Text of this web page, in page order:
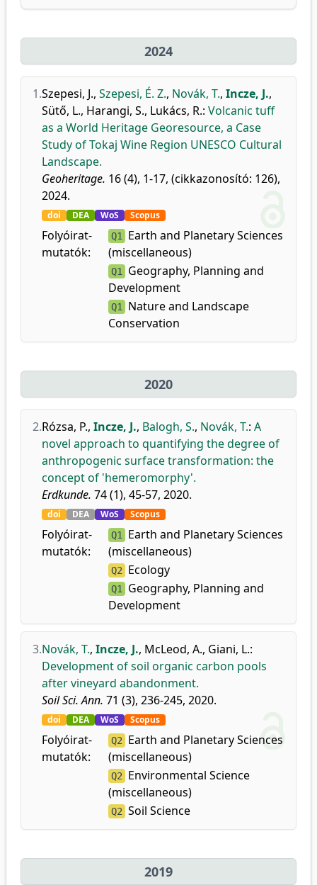
2024
1.Szepesi, J., Szepesi, É. Z., Novák, T., Incze, J.,
Sütő, L., Harangi, S., Lukács, R.: Volcanic tuff
as a World Heritage Georesource, a Case
Study of Tokaj Wine Region UNESCO Cultural
Landscape.
Geoheritage. 16 (4), 1-17, (cikkazonosító: 126),
2024.
doi DEA WoS Scopus
Folyóirat-
mutatók:
Q1
Earth and Planetary Sciences
(miscellaneous)
Q1
Geography, Planning and
Development
Q1
Nature and Landscape
Conservation
2020
2.Rózsa, P., Incze, J., Balogh, S., Novák, T.: A
novel approach to quantifying the degree of
anthropogenic surface transformation: the
concept of 'hemeromorphy'.
Erdkunde. 74 (1), 45-57, 2020.
doi DEA WoS Scopus
Folyóirat-
mutatók:
Q1
Earth and Planetary Sciences
(miscellaneous)
Q2 Ecology
Q1
Geography, Planning and
Development
3.Novák, T., Incze, J., McLeod, A., Giani, L.:
Development of soil organic carbon pools
after vineyard abandonment.
Soil Sci. Ann. 71 (3), 236-245, 2020.
doi DEA WoS Scopus
Folyóirat-
mutatók:
Q2
Earth and Planetary Sciences
(miscellaneous)
Q2
Environmental Science
(miscellaneous)
Q2 Soil Science
2019